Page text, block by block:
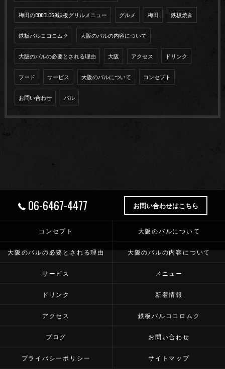
梅田のCOCOLO69鉄板グリルメニュー グルメ 梅田 鉄板焼き
鉄板バルココロムク 大阪のバルの内容について
大阪のバルの必要とされる理由 大阪 アクセス ドリンク
フード サービス 大阪のバルについて コンセプト
お問い合わせ バル
06-6467-4477 お問い合わせはこちら
コンセプト 大阪のバルについて
大阪のバルの必要とされる理由 大阪のバルの内容について
サービス メニュー
ドリンク 新着情報
アクセス 鉄板バルココロムク
ブログ お問い合わせ
プライバシーポリシー サイトマップ